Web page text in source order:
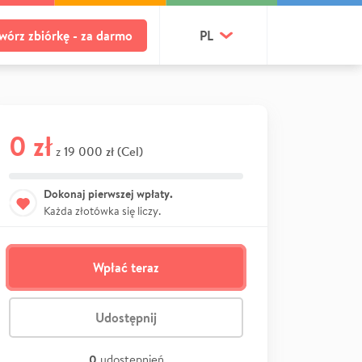
zbiórkę - za darmo PL
0 zł z 19 000 zł (Cel)
Dokonaj pierwszej wpłaty.
Każda złotówka się liczy.
Wpłać teraz
Udostępnij